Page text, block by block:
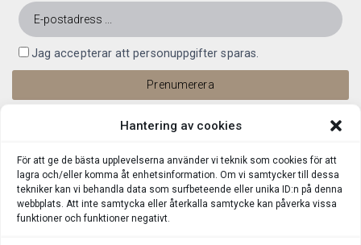
Hantering av cookies
För att ge de bästa upplevelserna använder vi teknik som cookies för att
lagra och/eller komma åt enhetsinformation. Om vi samtycker till dessa
tekniker kan vi behandla data som surfbeteende eller unika ID:n på denna
webbplats. Att inte samtycka eller återkalla samtycke kan påverka vissa
funktioner och funktioner negativt.
Jag accepterar att personuppgifter sparas.